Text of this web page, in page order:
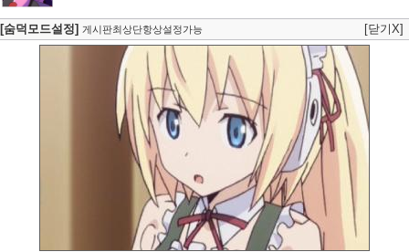
[숨덕모드설정] 게시판최상단항상설정가능 [닫기X]